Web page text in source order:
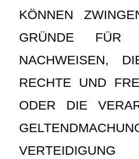
KÖNNEN
GRÜNDE FÜR
NACHWEISEN,
RECHTE UND
ODER DIE